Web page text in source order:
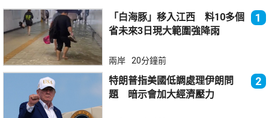
「白海豚」移入江西 料10多個
省未來3日現大範圍強降雨
1
兩岸 20分鐘前
特朗普指美國低調處理伊朗問
題 暗示會加大經濟壓力
2